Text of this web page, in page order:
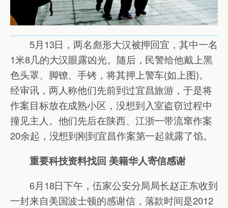
5月13日，两名彪形大汉被押回宜，其中一名
1米8几的大汉眼露凶光。随后，民警给他戴上黑
色头罩、脚镣、手铐，将其押上警车(如上图)。
经审讯，两人称他们先前到过宜昌旅游，于是将
作案目标放在成熟小区，没想到入室盗窃过程中
撞见主人。他们先后在陕西、江浙一带流窜作案
20余起，没想到刚到宜昌作案第一起就露了馅。
重要科技资料找回 美籍华人寄信感谢
6月18日下午，伍家公安分局局长赵正东收到
一封来自美国波士顿的感谢信，落款时间是2012